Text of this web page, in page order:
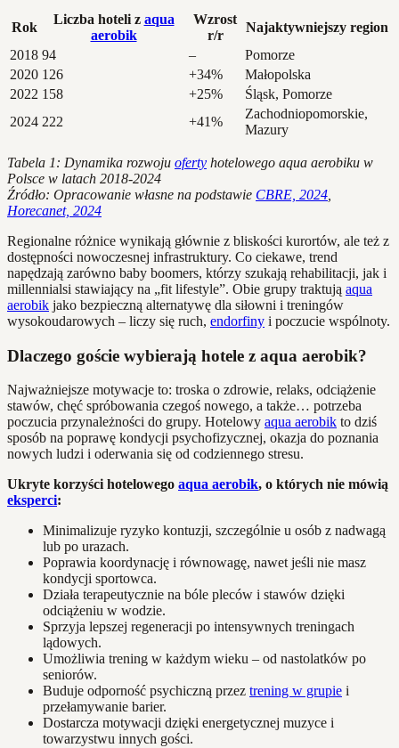
Rok
Liczba hoteli z aqua
aerobik
Wzrost
r/r
Najaktywniejszy region
2018 94 –
Pomorze
2020 126 +34%
Małopolska
2022 158 +25%
Śląsk, Pomorze
2024 222 +41%
Zachodniopomorskie,
Mazury
Tabela 1: Dynamika rozwoju oferty hotelowego aqua aerobiku w
Polsce w latach 2018-2024
Źródło: Opracowanie własne na podstawie CBRE, 2024
Horecanet, 2024
Regionalne różnice wynikają głównie z bliskości kurortów, ale też z
dostępności nowoczesnej infrastruktury. Co ciekawe, trend
napędzają zarówno baby boomers, którzy szukają rehabilitacji, jak i
millennialsi stawiający na „fit lifestyle”. Obie grupy traktują aqua
aerobik jako bezpieczną alternatywę dla siłowni i treningów
wysokoudarowych – liczy się ruch, endorfiny i poczucie wspólnoty.
Dlaczego goście wybierają hotele z aqua aerobik?
Najważniejsze motywacje to: troska o zdrowie, relaks, odciążenie
stawów, chęć spróbowania czegoś nowego, a także… potrzeba
poczucia przynależności do grupy. Hotelowy aqua aerobik to dziś
sposób na poprawę kondycji psychofizycznej, okazja do poznania
nowych ludzi i oderwania się od codziennego stresu.
Ukryte korzyści hotelowego aqua aerobik, o których nie mówią
eksperci:
Minimalizuje ryzyko kontuzji, szczególnie u osób z nadwagą
lub po urazach.
Poprawia koordynację i równowagę, nawet jeśli nie masz
kondycji sportowca.
Działa terapeutycznie na bóle pleców i stawów dzięki
odciążeniu w wodzie.
Sprzyja lepszej regeneracji po intensywnych treningach
lądowych.
Umożliwia trening w każdym wieku – od nastolatków po
seniorów.
Buduje odporność psychiczną przez trening w grupie i
przełamywanie barier.
Dostarcza motywacji dzięki energetycznej muzyce i
towarzystwu innych gości.